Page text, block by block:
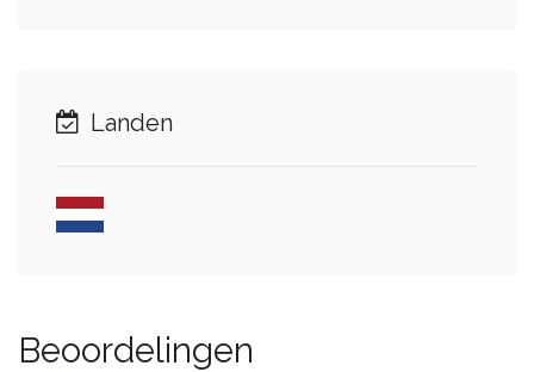
Landen
Beoordelingen